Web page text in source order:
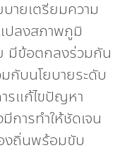
ายเตรียมความ
ปลงสภาพภูมิ
มีข้อตกลงร่วมกัน
กับนโยบายระดับ
รแก้ไขปัญหา
การทำให้ชัดเจน
งถิ่นพร้อมขับ